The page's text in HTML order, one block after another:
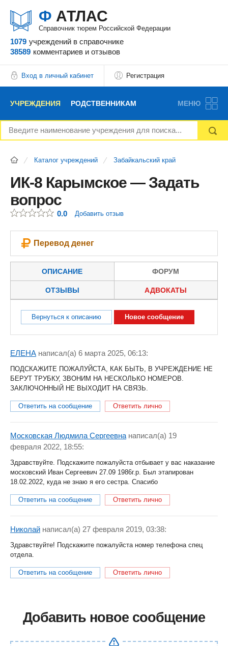
Ф АТЛАС
Справочник тюрем Российской Федерации
1079 учреждений в справочнике
38589 комментариев и отзывов
Вход в личный кабинет Регистрация
УЧРЕЖДЕНИЯ РОДСТВЕННИКАМ
НОВОСТИ БЛОГ АДВОКАТЫ
РЕКЛАМОДАТЕЛЯМ
МЕНЮ
Каталог учреждений Забайкальский край
ИК-8 Карымское — Задать
вопрос
0.0 Добавить отзыв
Перевод денег
ОПИСАНИЕ ФОРУМ
ОТЗЫВЫ АДВОКАТЫ
Вернуться к описанию Новое сообщение
ЕЛЕНА написал(a) 6 марта 2025, 06:13:
ПОДСКАЖИТЕ ПОЖАЛУЙСТА, КАК БЫТЬ, В УЧРЕЖДЕНИЕ НЕ
БЕРУТ ТРУБКУ, ЗВОНИМ НА НЕСКОЛЬКО НОМЕРОВ.
ЗАКЛЮЧОННЫЙ НЕ ВЫХОДИТ НА СВЯЗЬ.
Ответить на сообщение Ответить лично
Московская Людмила Сергеевна написал(a) 19
февраля 2022, 18:55:
Здравствуйте. Подскажите пожалуйста отбывает у вас наказание
московский Иван Сергеевич 27.09 1986г.р. Был этапирован
18.02.2022, куда не знаю я его сестра. Спасибо
Ответить на сообщение Ответить лично
Николай написал(a) 27 февраля 2019, 03:38:
Здравствуйте! Подскажите пожалуйста номер телефона спец
отдела.
Ответить на сообщение Ответить лично
Добавить новое сообщение